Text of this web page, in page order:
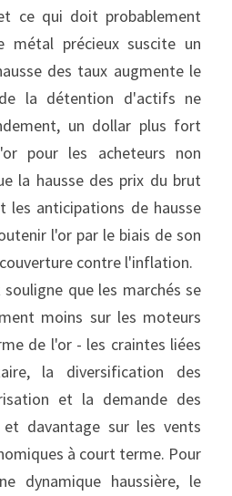
ce qui doit probablement
métal précieux suscite un
des taux augmente le
la détention d'actifs ne
un dollar plus fort
pour les acheteurs non
la hausse des prix du brut
anticipations de hausse
l'or par le biais de son
contre l'inflation.
que les marchés se
moins sur les moteurs
de l'or - les craintes liées
la diversification des
et la demande des
davantage sur les vents
à court terme. Pour
dynamique haussière, le